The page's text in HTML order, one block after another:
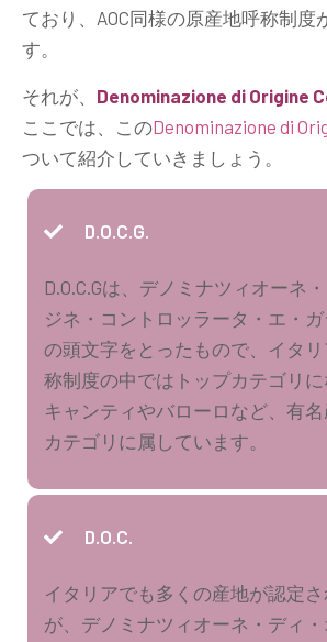
ており、AOC同様の原産地呼称制度
す。
それが、 Denominazione di Origine
ここでは、このDenominazione di
ついて紹介していきましょう。
D.O.C.G.
D.O.C.Gは、デノミナツィオーネ
ジネ・コントロッラータ・エ・
の頭文字をとったもので、イタ
称制度の中ではトップカテゴリに
キャンティやバローロなど、有名
カテゴリに属しています。
D.O.C.
イタリアでも多くの産地が認定
が、デノミナツィオーネ・ディ・